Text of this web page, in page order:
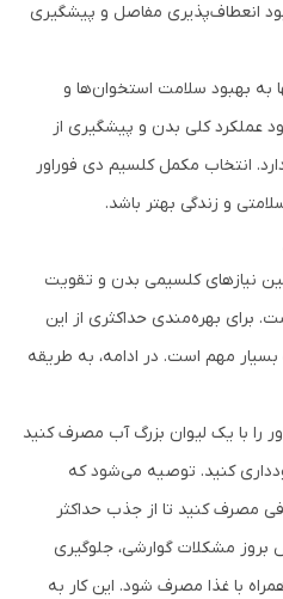
انعطاف‌پذیری مفاصل و پیشگیری
به بهبود سلامت استخوان‌ها و
عملکرد کلی بدن و پیشگیری از
انتخاب مکمل کلسیم دی فوراور
و زندگی بهتر باشد.
نیازهای کلسیمی بدن و تقویت
برای بهره‌مندی حداکثری از این
مهم است. در ادامه، به طریقه
را با یک لیوان بزرگ آب مصرف کنید
کنید. توصیه می‌شود که
مصرف کنید تا از جذب حداکثر
مشکلات گوارشی، جلوگیری
با غذا مصرف شود. این کار به